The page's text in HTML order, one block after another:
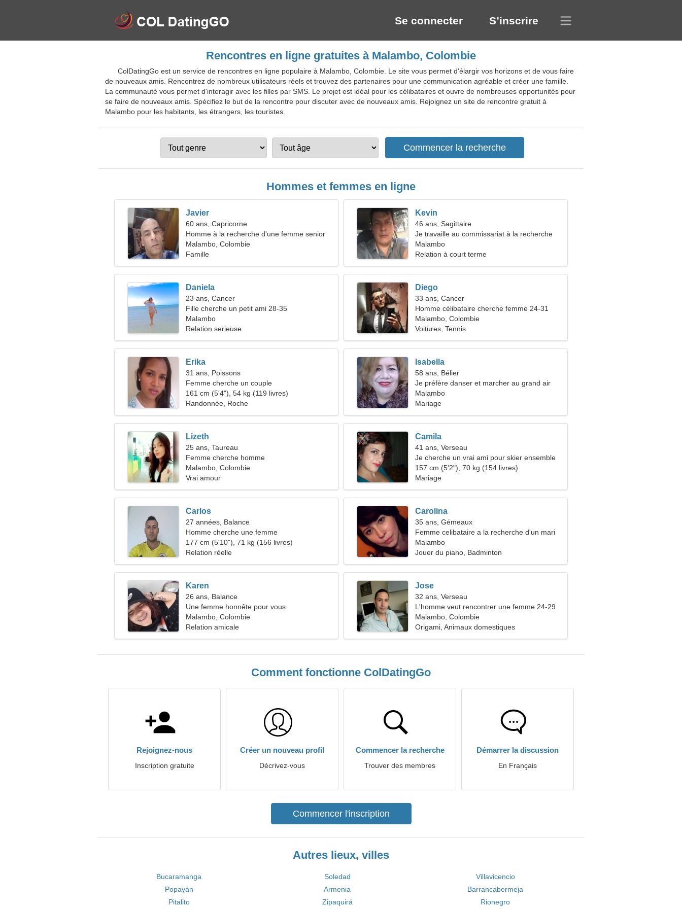
Se connecter S’inscrire
Rencontres en ligne gratuites à Malambo, Colombie
ColDatingGo est un service de rencontres en ligne populaire à Malambo, Colombie. Le site vous permet d'élargir vos horizons et de vous faire
de nouveaux amis. Rencontrez de nombreux utilisateurs réels et trouvez des partenaires pour une communication agréable et créer une famille.
La communauté vous permet d'interagir avec les filles par SMS. Le projet est idéal pour les célibataires et ouvre de nombreuses opportunités pour
se faire de nouveaux amis. Spécifiez le but de la rencontre pour discuter avec de nouveaux amis. Rejoignez un site de rencontre gratuit à
Malambo pour les habitants, les étrangers, les touristes.
Hommes et femmes en ligne
Javier
60 ans, Capricorne
Homme à la recherche d'une femme senior
51-56
Malambo, Colombie
Famille
Kevin
46 ans, Sagittaire
Je travaille au commissariat à la recherche
d'une gentille femme
Malambo
Relation à court terme
Daniela
23 ans, Cancer
Fille cherche un petit ami 28-35
Malambo
Relation serieuse
Diego
33 ans, Cancer
Homme célibataire cherche femme 24-31
Malambo, Colombie
Voitures, Tennis
Erika
31 ans, Poissons
Femme cherche un couple
161 cm (5'4"), 54 kg (119 livres)
Randonnée, Roche
Isabella
58 ans, Bélier
Je préfère danser et marcher au grand air
Malambo
Mariage
Lizeth
25 ans, Taureau
Femme cherche homme
Malambo, Colombie
Vrai amour
Camila
41 ans, Verseau
Je cherche un vrai ami pour skier ensemble
157 cm (5'2"), 70 kg (154 livres)
Mariage
Carlos
27 années, Balance
Homme cherche une femme
177 cm (5'10"), 71 kg (156 livres)
Relation réelle
Carolina
35 ans, Gémeaux
Femme celibataire a la recherche d'un mari
38-47
Malambo
Jouer du piano, Badminton
Karen
26 ans, Balance
Une femme honnête pour vous
Malambo, Colombie
Relation amicale
Jose
32 ans, Verseau
L'homme veut rencontrer une femme 24-29
Malambo, Colombie
Origami, Animaux domestiques
Comment fonctionne ColDatingGo
Rejoignez-nous
Inscription gratuite
Créer un nouveau profil
Décrivez-vous
Commencer la recherche
Trouver des membres
Démarrer la discussion
En Français
Commencer l'inscription
Autres lieux, villes
Bucaramanga Soledad
Villavicencio
Popayán
Armenia
Barrancabermeja
Pitalito
Zipaquirá Rionegro